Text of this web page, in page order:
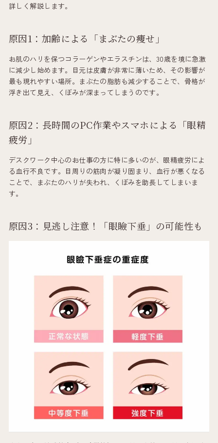
詳しく解説します。
原因1：加齢による「まぶたの痩せ」
お肌のハリを保つコラーゲンやエラスチンは、30歳を境に急激
に減少し始めます。目元は皮膚が非常に薄いため、その影響が
最も現れやすい場所。まぶたの脂肪も減少することで、骨格が
浮き出て見え、くぼみが深まってしまうのです。
原因2：長時間のPC作業やスマホによる「眼精
疲労」
デスクワーク中心のお仕事の方に特に多いのが、眼精疲労によ
る血行不良です。目周りの筋肉が凝り固まり、血行が悪くなる
ことで、まぶたのハリが失われ、くぼみを助長してしまいま
す。
原因3：見逃し注意！「眼瞼下垂」の可能性も